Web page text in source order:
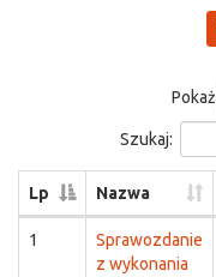
Pokaż
Szukaj:
Lp Nazwa
1
Sprawozdanie
z wykonania